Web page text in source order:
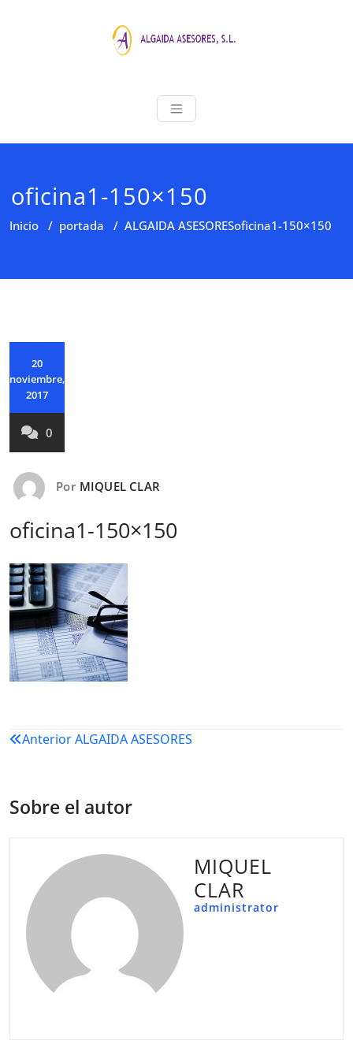
ALGAIDA
oficina1-150×150
Inicio / portada / ALGAIDA ASESORESoficina1-150×150
20
noviembre,
2017
0
Por MIQUEL CLAR
oficina1-150×150
Navegación
AnteriorALGAIDA ASESORES
Sobre el autor
MIQUEL
CLAR
administrator